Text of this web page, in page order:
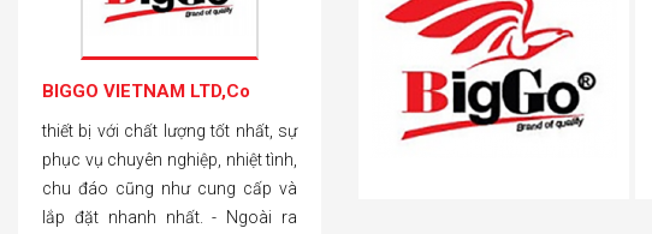
BIGGO VIETNAM LTD,Co
thiết bị với chất lượng tốt nhất, sự
phục vụ chuyên nghiệp, nhiệt tình,
chu đáo cũng như cung cấp và
lắp đặt nhanh nhất. - Ngoài ra